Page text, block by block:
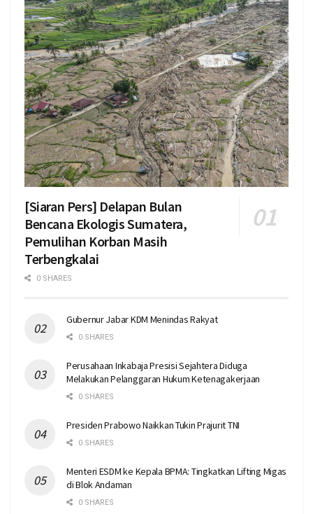
[Siaran Pers] Delapan Bulan
Bencana Ekologis Sumatera,
Pemulihan Korban Masih
Terbengkalai
0 SHARES
Gubernur Jabar KDM Menindas Rakyat
0 SHARES
Perusahaan Inkabaja Presisi Sejahtera Diduga
Melakukan Pelanggaran Hukum Ketenagakerjaan
0 SHARES
Presiden Prabowo Naikkan Tukin Prajurit TNI
0 SHARES
Menteri ESDM ke Kepala BPMA: Tingkatkan Lifting Migas
di Blok Andaman
0 SHARES